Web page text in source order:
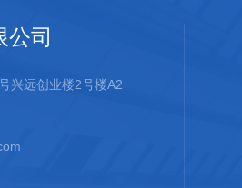
公司
兴远创业楼2号楼A2